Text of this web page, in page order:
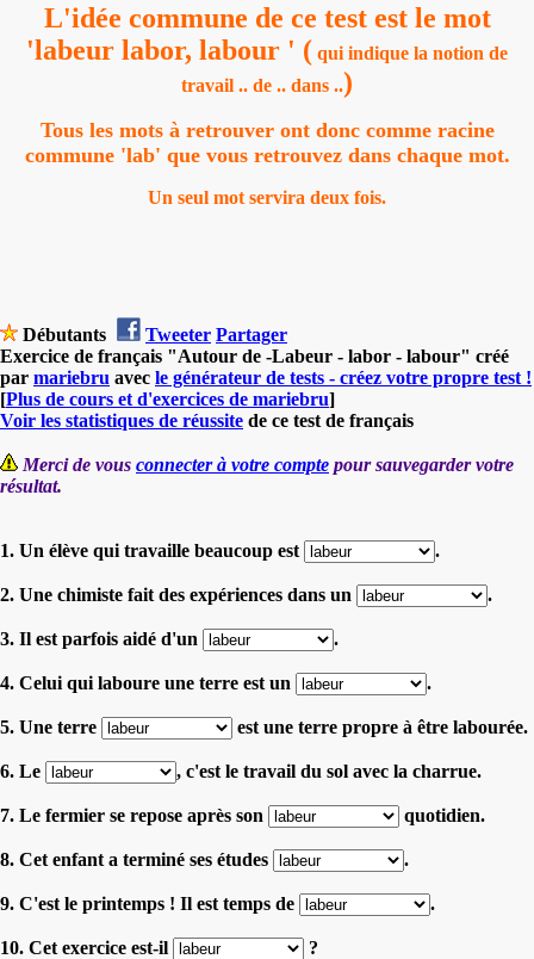
L'idée commune de ce test est le mot
'labeur labor, labour ' ( qui indique la notion de
travail .. de .. dans ..)
Tous les mots à retrouver ont donc comme racine
commune 'lab' que vous retrouvez dans chaque mot.
Un seul mot servira deux fois.
Débutants Tweeter Partager
Exercice de français "Autour de -Labeur - labor - labour" créé
par mariebru avec le générateur de tests - créez votre propre test !
[Plus de cours et d'exercices de mariebru]
Voir les statistiques de réussite de ce test de français
Merci de vous connecter à votre compte pour sauvegarder votre
résultat.
1. Un élève qui travaille beaucoup est .
2. Une chimiste fait des expériences dans un .
3. Il est parfois aidé d'un .
4. Celui qui laboure une terre est un .
5. Une terre est une terre propre à être labourée.
6. Le , c'est le travail du sol avec la charrue.
7. Le fermier se repose après son quotidien.
8. Cet enfant a terminé ses études .
9. C'est le printemps ! Il est temps de .
10. Cet exercice est-il ?